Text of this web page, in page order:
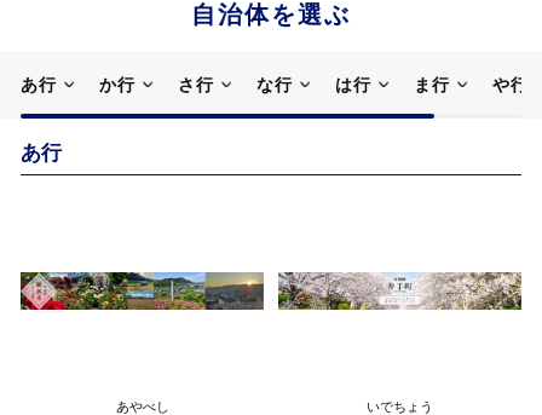
自治体を選ぶ
あ行 か行 さ行 な行 は行 ま行 や行
あ行
あやべし いでちょう